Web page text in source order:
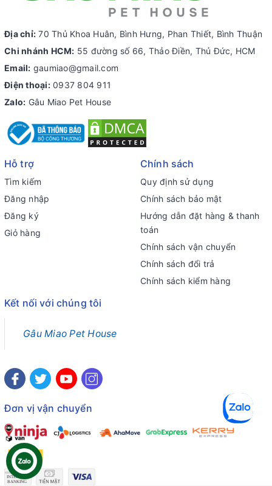
Địa chỉ: 70 Thủ Khoa Huân, Bình Hưng, Phan Thiết, Bình Thuận
Chi nhánh HCM: 55 đường số 66, Thảo Điền, Thủ Đức, HCM
Email: gaumiao@gmail.com
Điện thoại: 0937 804 911
Zalo: Gâu Miao Pet House
Hỗ trợ
Tìm kiếm
Đăng nhập
Đăng ký
Giỏ hàng
Chính sách
Quy định sử dụng
Chính sách bảo mật
Hướng dẫn đặt hàng & thanh
toán
Chính sách vận chuyển
Chính sách đổi trả
Chính sách kiểm hàng
Kết nối với chúng tôi
Gâu Miao Pet House
Đơn vị vận chuyển